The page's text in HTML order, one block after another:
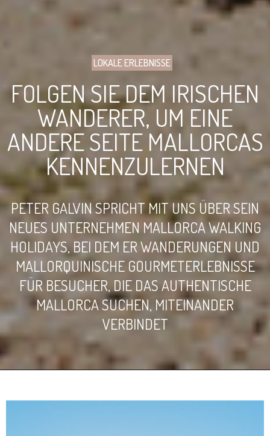
LOKALE ERLEBNISSE
FOLGEN SIE DEM IRISCHEN
WANDERER, UM EINE
ANDERE SEITE MALLORCAS
KENNENZULERNEN
PETER GALVIN SPRICHT MIT UNS ÜBER SEIN
NEUES UNTERNEHMEN MALLORCA WALKING
HOLIDAYS, BEI DEM ER WANDERUNGEN UND
MALLORQUINISCHE GOURMETERLEBNISSE
FÜR BESUCHER, DIE DAS AUTHENTISCHE
MALLORCA SUCHEN, MITEINANDER
VERBINDET